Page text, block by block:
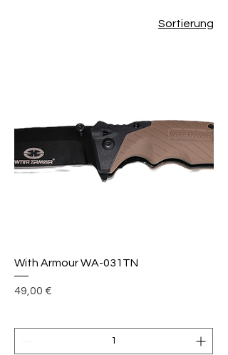
Sortierung
With Armour WA-031TN
Preis
49,00 €